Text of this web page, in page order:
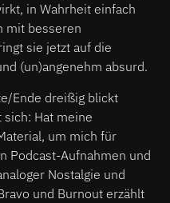
in Wahrheit einfach
mit besseren
sie jetzt auf die
(un)angenehm absurd.
Ende dreißig blickt
sich: Hat meine
um mich für
Podcast-Aufnahmen und
Nostalgie und
und Burnout erzählt